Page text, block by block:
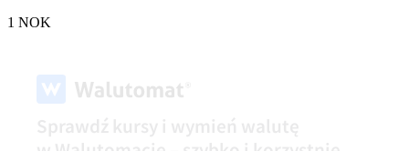
1 NOK